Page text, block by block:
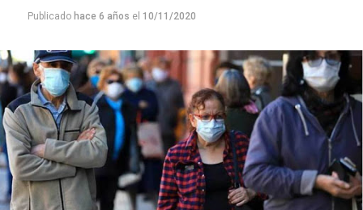
Publicado hace 6 años el 10/11/2020